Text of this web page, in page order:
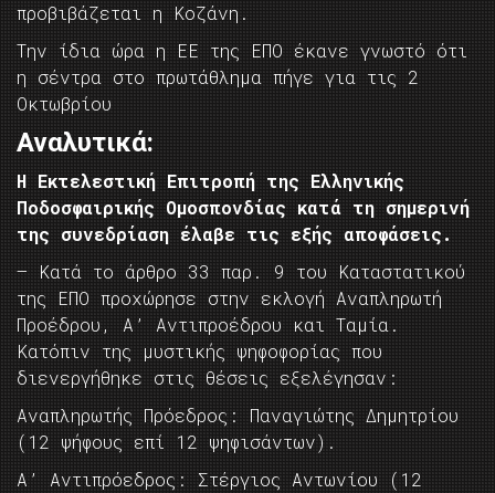
προβιβάζεται η Κοζάνη.
Την ίδια ώρα η ΕΕ της ΕΠΟ έκανε γνωστό ότι
η σέντρα στο πρωτάθλημα πήγε για τις 2
Οκτωβρίου
Αναλυτικά:
Η Εκτελεστική Επιτροπή της Ελληνικής
Ποδοσφαιρικής Ομοσπονδίας κατά τη σημερινή
της συνεδρίαση έλαβε τις εξής αποφάσεις.
– Κατά το άρθρο 33 παρ. 9 του Καταστατικού
της ΕΠΟ προχώρησε στην εκλογή Αναπληρωτή
Προέδρου, Α’ Αντιπροέδρου και Ταμία.
Κατόπιν της μυστικής ψηφοφορίας που
διενεργήθηκε στις θέσεις εξελέγησαν:
Αναπληρωτής Πρόεδρος: Παναγιώτης Δημητρίου
(12 ψήφους επί 12 ψηφισάντων).
Α’ Αντιπρόεδρος: Στέργιος Αντωνίου (12